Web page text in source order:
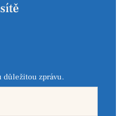
důležitou zprávu.